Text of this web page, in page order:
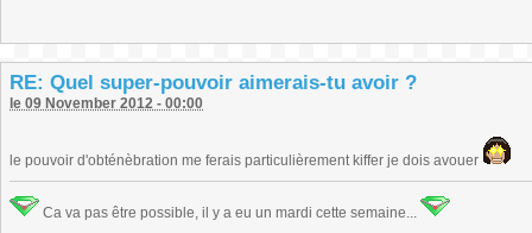
RE: Quel super-pouvoir aimerais-tu avoir ?
le 09 November 2012 - 00:00
le pouvoir d'obténèbration me ferais particulièrement kiffer je dois avouer
Ca va pas être possible, il y a eu un mardi cette semaine...